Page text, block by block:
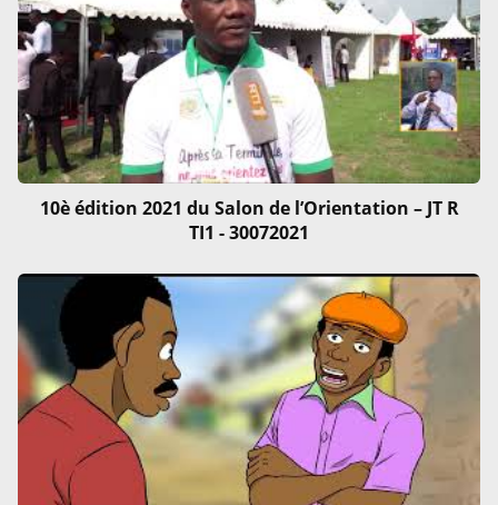
10è édition 2021 du Salon de l’Orientation – JT R
TI1 - 30072021